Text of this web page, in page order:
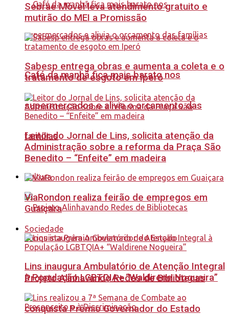
Café da manhã fica mais barato nos
supermercados e alivia o orçamento das
famílias
Cultura
Projeto Alinhavando Redes de Bibliotecas
conquista Prêmio Governador do Estado
Sebrae Móvel leva atendimento gratuito e
mutirão do MEI a Promissão
Sabesp entrega obras e aumenta a coleta e o
tratamento de esgoto em Iperó
Leitor do Jornal de Lins, solicita atenção da
Administração sobre a reforma da Praça São
Benedito – “Enfeite” em madeira
ViaRondon realiza feirão de empregos em
Guaiçara
Sociedade
Lins inaugura Ambulatório de Atenção Integral
à População LGBTQIA+ “Waldirene Nogueira”